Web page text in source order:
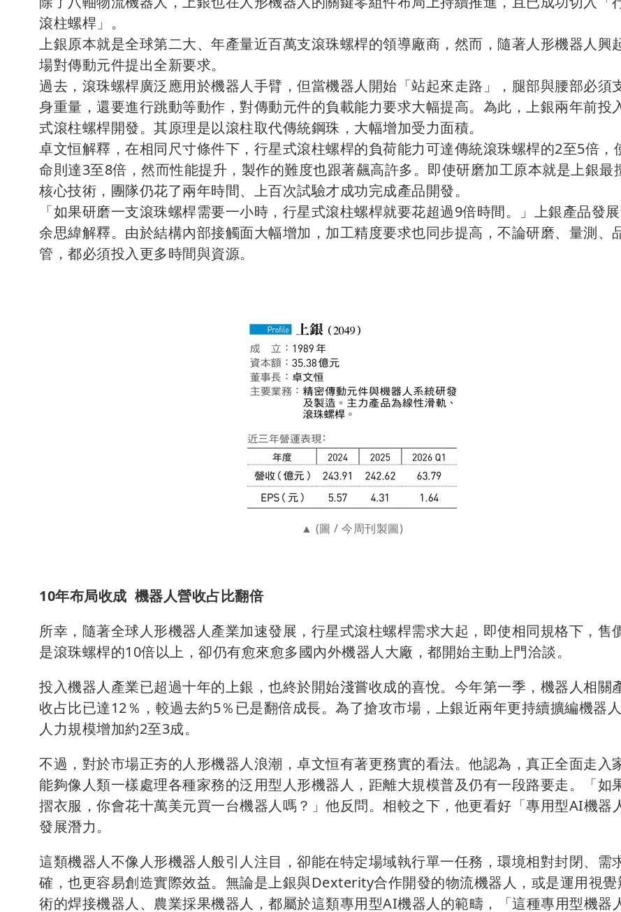
滾柱螺桿」。
上銀原本就是全球第二大、年產量近百萬支滾珠螺桿的領導廠商，然而，隨著人形機器人興
場對傳動元件提出全新要求。
過去，滾珠螺桿廣泛應用於機器人手臂，但當機器人開始「站起來走路」，腿部與腰部必須
身重量，還要進行跳動等動作，對傳動元件的負載能力要求大幅提高。為此，上銀兩年前投
式滾柱螺桿開發。其原理是以滾柱取代傳統鋼珠，大幅增加受力面積。
卓文恒解釋，在相同尺寸條件下，行星式滾柱螺桿的負荷能力可達傳統滾珠螺桿的2至5倍，
命則達3至8倍，然而性能提升，製作的難度也跟著飆高許多。即使研磨加工原本就是上銀最
核心技術，團隊仍花了兩年時間、上百次試驗才成功完成產品開發。
「如果研磨一支滾珠螺桿需要一小時，行星式滾柱螺桿就要花超過9倍時間。」上銀產品發
余思緯解釋。由於結構內部接觸面大幅增加，加工精度要求也同步提高，不論研磨、量測、
管，都必須投入更多時間與資源。
(圖 / 今周刊製圖)
10年布局收成 機器人營收占比翻倍
所幸，隨著全球人形機器人產業加速發展，行星式滾柱螺桿需求大起，即使相同規格下，售
是滾珠螺桿的10倍以上，卻仍有愈來愈多國內外機器人大廠，都開始主動上門洽談。
投入機器人產業已超過十年的上銀，也終於開始淺嘗收成的喜悅。今年第一季，機器人相關
收占比已達12％，較過去約5％已是翻倍成長。為了搶攻市場，上銀近兩年更持續擴編機器人
人力規模增加約2至3成。
不過，對於市場正夯的人形機器人浪潮，卓文恒有著更務實的看法。他認為，真正全面走入
能夠像人類一樣處理各種家務的泛用型人形機器人，距離大規模普及仍有一段路要走。「如
摺衣服，你會花十萬美元買一台機器人嗎？」他反問。相較之下，他更看好「專用型AI機器
發展潛力。
這類機器人不像人形機器人般引人注目，卻能在特定場域執行單一任務，環境相對封閉、需
確，也更容易創造實際效益。無論是上銀與Dexterity合作開發的物流機器人，或是運用視覺
術的焊接機器人、農業採果機器人，都屬於這類專用型AI機器人的範疇，「這種專用型機器